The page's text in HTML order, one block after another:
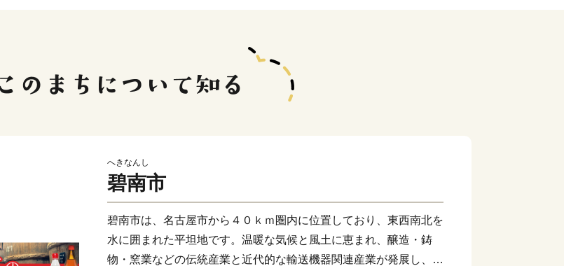
へきなんし
碧南市
碧南市は、名古屋市から４０ｋｍ圏内に位置しており、東西南北を
水に囲まれた平坦地です。温暖な気候と風土に恵まれ、醸造・鋳
物・窯業などの伝統産業と近代的な輸送機器関連産業が発展し、さ